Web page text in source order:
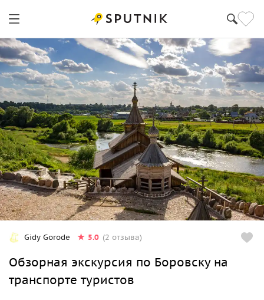
Gidy Gorode 5.0 (2 отзыва)
Обзорная экскурсия по Боровску на
транспорте туристов